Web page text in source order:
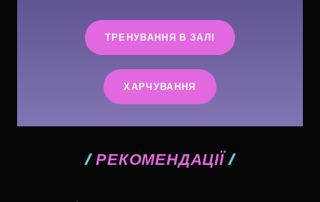
ТРЕНУВАННЯ В ЗАЛІ
ХАРЧУВАННЯ
/РЕКОМЕНДАЦІЇ/